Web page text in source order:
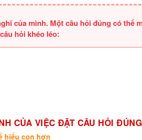
của mình. Một câu hỏi đúng có thể
hỏi khéo léo:
CỦA VIỆC ĐẶT CÂU HỎI
hiểu con hơn